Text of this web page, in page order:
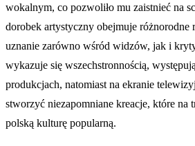
wokalnym, co pozwoliło mu zaistnieć na
dorobek artystyczny obejmuje różnorodne
uznanie zarówno wśród widzów, jak i
wykazuje się wszechstronnością,
produkcjach, natomiast na ekranie
stworzyć niezapomniane kreacje, które na
polską kulturę popularną.